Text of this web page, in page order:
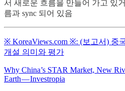
서 새로운 흐름을 만들어 가고 있
름과 sync 되어 있음
※ KoreaViews.com ※: (보고서) 중
개설 의미와 평가
Why China’s STAR Market, New
Earth — Investropia